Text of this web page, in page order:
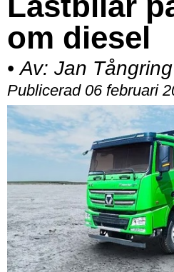
om diesel
• Av: Jan Tångring
Publicerad 06 februari